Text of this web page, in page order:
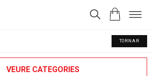
TORNAR
VEURE CATEGORIES